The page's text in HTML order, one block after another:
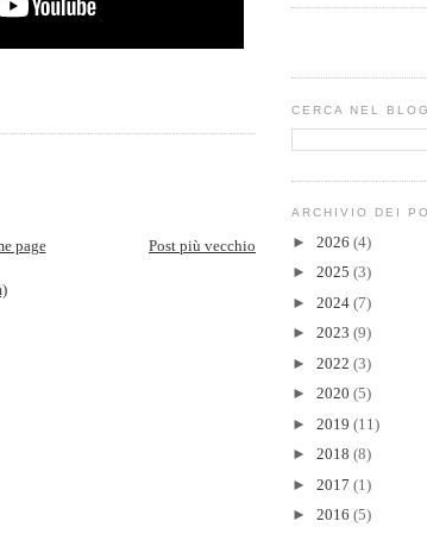
Post più vecchio
page
CERCA NEL BLOG
ARCHIVIO DEI
► 2026 (4)
► 2025 (3)
► 2024 (7)
► 2023 (9)
► 2022 (3)
► 2020 (5)
► 2019 (11)
► 2018 (8)
► 2017 (1)
► 2016 (5)